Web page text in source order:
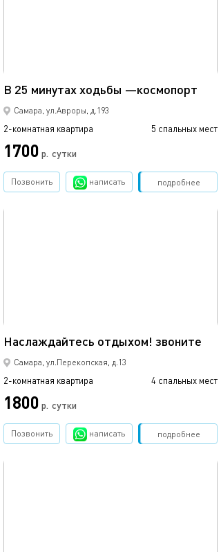
В 25 минутах ходьбы —космопорт
Самара, ул.Авроры, д.193
2-комнатная квартира 5 спальных мест
1700 р. сутки
подробнее
Позвонить написать Забронировать
Наслаждайтесь отдыхом! звоните
Самара, ул.Перекопская, д.13
2-комнатная квартира 4 спальных мест
1800 р. сутки
подробнее
Позвонить написать Забронировать